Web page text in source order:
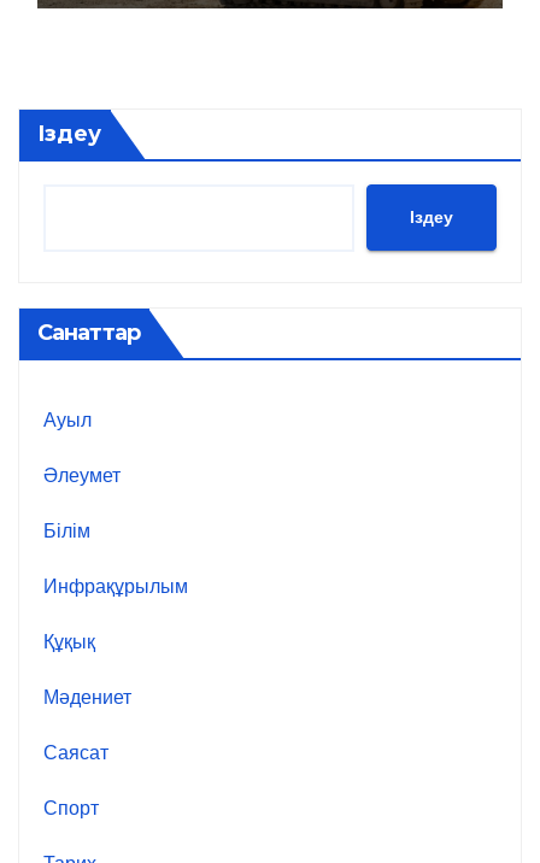
Іздеу
Іздеу
Санаттар
Ауыл
Әлеумет
Білім
Инфрақұрылым
Құқық
Мәдениет
Саясат
Спорт